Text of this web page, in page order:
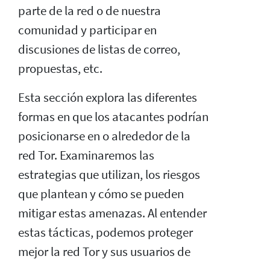
parte de la red o de nuestra
comunidad y participar en
discusiones de listas de correo,
propuestas, etc.
Esta sección explora las diferentes
formas en que los atacantes podrían
posicionarse en o alrededor de la
red Tor. Examinaremos las
estrategias que utilizan, los riesgos
que plantean y cómo se pueden
mitigar estas amenazas. Al entender
estas tácticas, podemos proteger
mejor la red Tor y sus usuarios de